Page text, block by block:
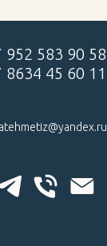
952 583 90 58
8634 45 60 11